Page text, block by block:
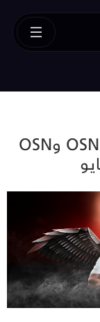
10 برامج جديدة على OSN Living وOSN